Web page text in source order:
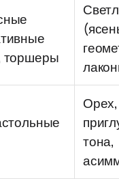
торшеры
тона,